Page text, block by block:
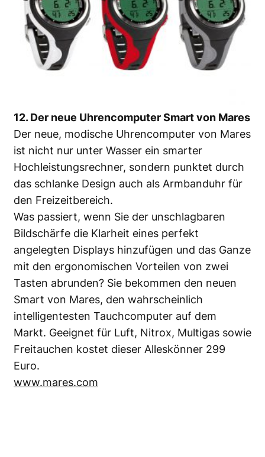
12. Der neue Uhrencomputer Smart von Mares
Der neue, modische Uhrencomputer von Mares
ist nicht nur unter Wasser ein smarter
Hochleistungsrechner, sondern punktet durch
das schlanke Design auch als Armbanduhr für
den Freizeitbereich.
Was passiert, wenn Sie der unschlagbaren
Bildschärfe die Klarheit eines perfekt
angelegten Displays hinzufügen und das Ganze
mit den ergonomischen Vorteilen von zwei
Tasten abrunden? Sie bekommen den neuen
Smart von Mares, den wahrscheinlich
intelligentesten Tauchcomputer auf dem
Markt. Geeignet für Luft, Nitrox, Multigas sowie
Freitauchen kostet dieser Alleskönner 299
Euro.
www.mares.com